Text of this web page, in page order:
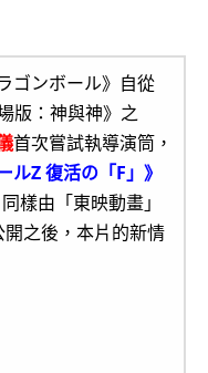
ゴンボール》自從
版：神與神》之
首次嘗試執導演筒，
ルZ 復活の「F」》
樣由「東映動畫」
之後，本片的新情